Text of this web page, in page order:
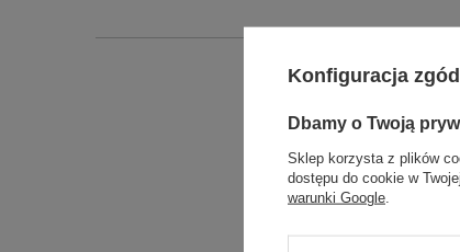
Konfiguracja zgód
Dbamy o Twoją
Sklep korzysta z plików
dostępu do cookie w
warunki Google